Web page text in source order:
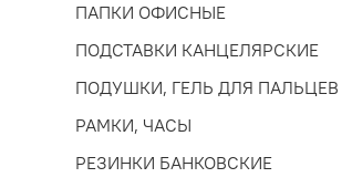
ПАПКИ ОФИСНЫЕ
ПОДСТАВКИ КАНЦЕЛЯРСКИЕ
ПОДУШКИ, ГЕЛЬ ДЛЯ ПАЛЬЦЕВ
РАМКИ, ЧАСЫ
РЕЗИНКИ БАНКОВСКИЕ